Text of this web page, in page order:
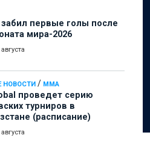
первые голы после
мира-2026
НОВОСТИ / ММА
проведет серию
турниров в
(расписание)